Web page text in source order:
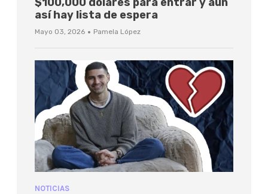
así hay lista de espera
Mayo 03, 2026 · Pamela López
NOTICIAS